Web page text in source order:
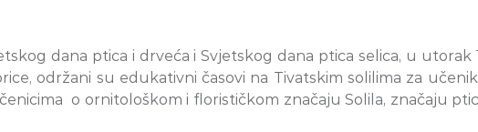
dana ptica i drveća i Svjetskog dana ptica selica, u
održani su edukativni časovi na Tivatskim solilima za
o ornitološkom i florističkom značaju Solila, značaju